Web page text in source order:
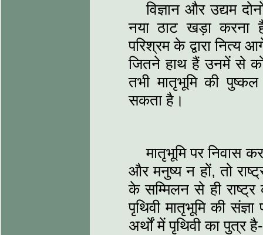
विज्ञान और उद्यम
नया ठाट खड़ा करना
परिश्रम के द्वारा नित्य
जितने हाथ हैं उनमें से
तभी मातृभूमि की
सकता है।
मातृभूमि पर निवास
और मनुष्य न हों, तो
के सम्मिलन से ही
पृथिवी मातृभूमि की
अर्थों में पृथिवी का पुत्र है-